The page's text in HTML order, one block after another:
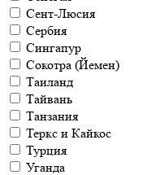
Сент-Люсия
Сербия
Сингапур
Сокотра (Йемен)
Таиланд
Тайвань
Танзания
Теркс и Кайкос
Турция
Уганда